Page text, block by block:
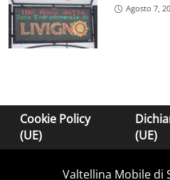
Agosto 7,
Cookie Policy
(UE)
(UE)
Valtellina Mobile di